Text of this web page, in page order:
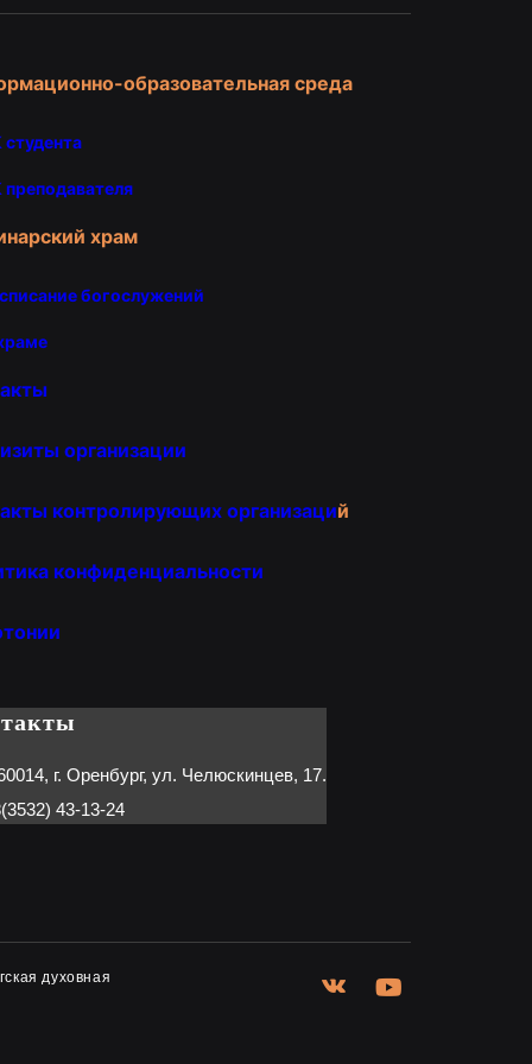
образовательная среда
храм
богослужений
организации
контролирующих организаций
конфиденциальности
г. Оренбург, ул. Челюскинцев, 17.
43-13-24
духовная